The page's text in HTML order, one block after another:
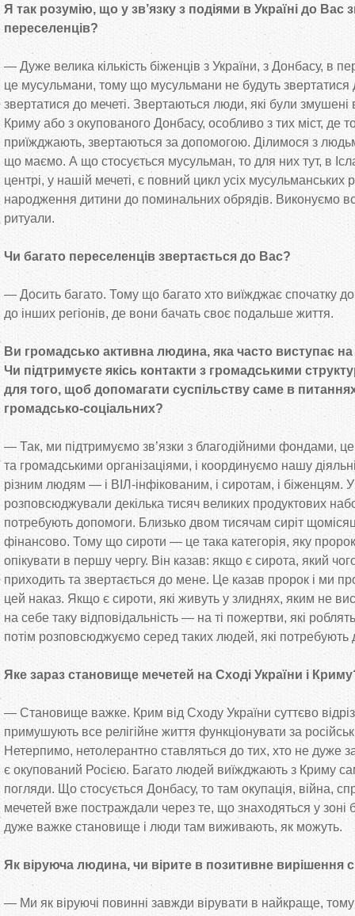
Я так розумію, що у зв’язку з подіями в Україні до Вас
переселенців?
— Дуже велика кількість біженців з України, з Донбасу, в
це мусульмани, тому що мусульмани не будуть звертатися
звертатися до мечеті. Звертаються люди, які були змушені
Криму або з окупованого Донбасу, особливо з тих міст, де
приїжджають, звертаються за допомогою. Ділимося з
що маємо. А що стосується мусульман, то для них тут, в
центрі, у нашій мечеті, є повний цикл усіх мусульманських
народження дитини до поминальних обрядів. Виконуємо
ритуали.
Чи багато переселенців звертається до Вас?
— Досить багато. Тому що багато хто виїжджає спочатку до
до інших регіонів, де вони бачать своє подальше життя.
Ви громадсько активна людина, яка часто виступає на
Чи підтримуєте якісь контакти з громадськими
для того, щоб допомагати суспільству саме в
громадсько-соціальних?
— Так, ми підтримуємо зв’язки з благодійними фондами,
та громадськими організаціями, і координуємо нашу
різним людям — і ВІЛ-інфікованим, і сиротам, і біженцям. У
розповсюджували декілька тисяч великих продуктових
потребують допомоги. Близько двом тисячам сиріт
фінансово. Тому що сироти — це така категорія, яку
опікувати в першу чергу. Він казав: якщо є сирота, який
приходить та звертається до мене. Це казав пророк і ми
цей наказ. Якщо є сироти, які живуть у злиднях, яким не
на себе таку відповідальність — на ті пожертви, які
потім розповсюджуємо серед таких людей, які потребують
Яке зараз становище мечетей на Сході України і
— Становище важке. Крим від Сходу України суттєво
примушують все релігійне життя функціонувати за
Нетерпимо, нетолерантно ставляться до тих, хто не дуже
є окупований Росією. Багато людей виїжджають з Криму
погляди. Що стосується Донбасу, то там окупація, війна,
мечетей вже постраждали через те, що знаходяться у зоні
дуже важке становище і люди там виживають, як можуть.
Як віруюча людина, чи вірите в позитивне вирішення
— Ми як віруючі повинні завжди вірувати в найкраще,